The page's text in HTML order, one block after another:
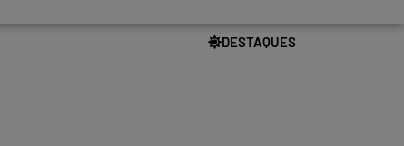
DESTAQUES